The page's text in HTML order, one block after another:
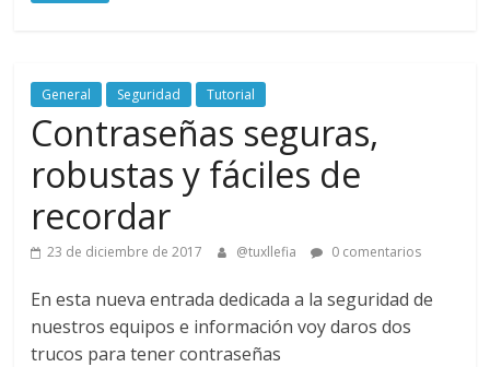
General Seguridad Tutorial
Contraseñas seguras,
robustas y fáciles de
recordar
23 de diciembre de 2017 @tuxllefia 0 comentarios
En esta nueva entrada dedicada a la seguridad de
nuestros equipos e información voy daros dos
trucos para tener contraseñas